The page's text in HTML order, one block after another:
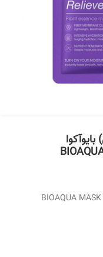
ماسک صورت لوندر (اسطوخودوس) بایوآکوا BIOAQUA MASK